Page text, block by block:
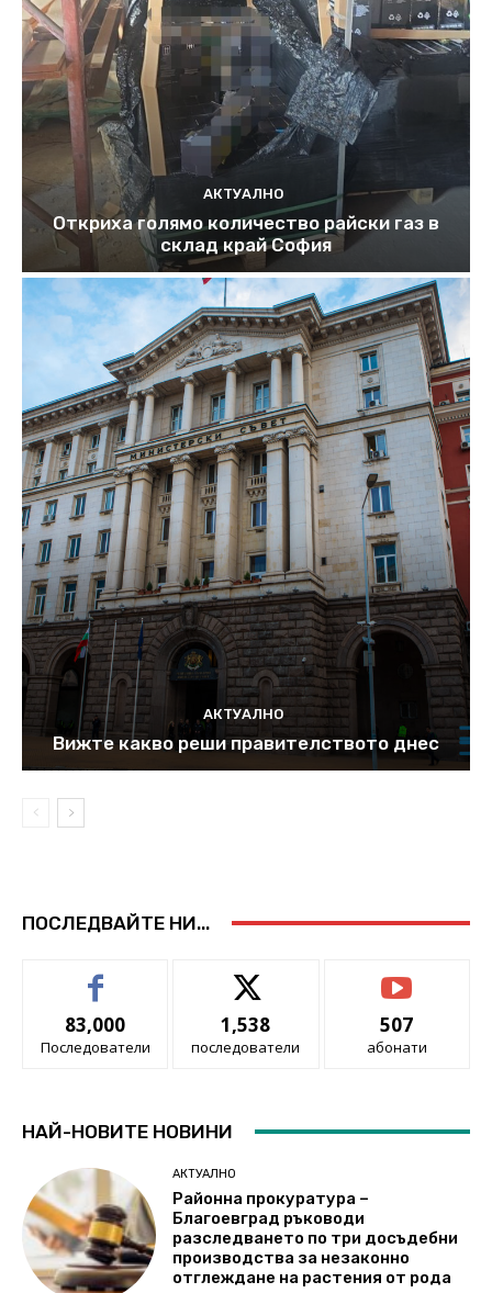
АКТУАЛНО
Откриха голямо количество райски газ в
склад край София
АКТУАЛНО
Вижте какво реши правителството днес
ПОСЛЕДВАЙТЕ НИ...
83,000
Последователи
1,538
последователи
507
абонати
НАЙ-НОВИТЕ НОВИНИ
АКТУАЛНО
Районна прокуратура –
Благоевград ръководи
разследването по три досъдебни
производства за незаконно
отглеждане на растения от рода